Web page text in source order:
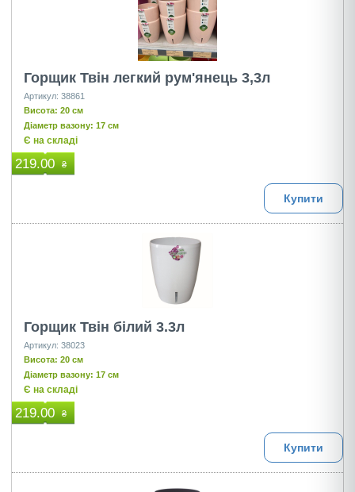
Горщик Твін легкий рум'янець 3,3л
Артикул: 38861
Висота: 20 см
Діаметр вазону: 17 см
Є на складі
219.00 ₴
Купити
Горщик Твін білий 3.3л
Артикул: 38023
Висота: 20 см
Діаметр вазону: 17 см
Є на складі
219.00 ₴
Купити